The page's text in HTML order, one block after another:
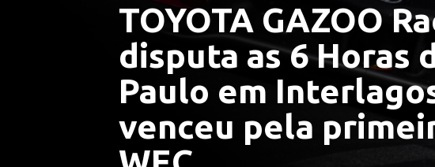
TOYOTA GAZOO
disputa as 6 Horas
Paulo em
venceu pela